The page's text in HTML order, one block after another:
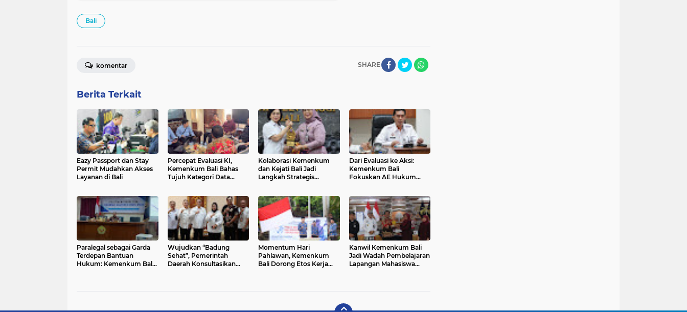
Bali
SHARE
komentar
Berita Terkait
Eazy Passport dan Stay
Permit Mudahkan Akses
Layanan di Bali
Percepat Evaluasi KI,
Kemenkum Bali Bahas
Tujuh Kategori Data
Kolaborasi Kemenkum
dan Kejati Bali Jadi
Langkah Strategis
Dari Evaluasi ke Aksi:
Kemenkum Bali
Fokuskan AE Hukum
Paralegal sebagai Garda
Terdepan Bantuan
Hukum: Kemenkum Bali
Wujudkan “Badung
Sehat”, Pemerintah
Daerah Konsultasikan
Momentum Hari
Pahlawan, Kemenkum
Bali Dorong Etos Kerja
Kanwil Kemenkum Bali
Jadi Wadah Pembelajaran
Lapangan Mahasiswa